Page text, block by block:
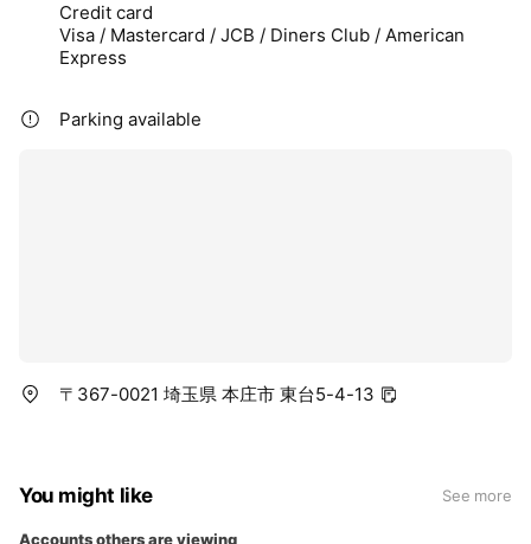
Credit card
Visa / Mastercard / JCB / Diners Club / American
Express
Parking available
〒367-0021 埼玉県 本庄市 東台5-4-13
You might like See more
Accounts others are viewing